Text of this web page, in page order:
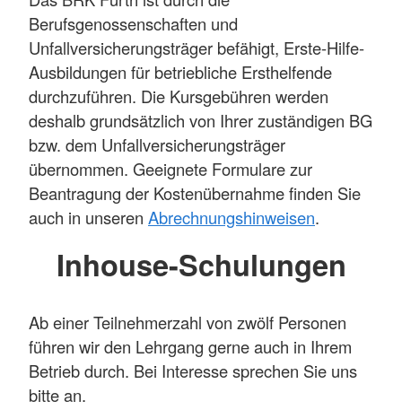
Berufsgenossenschaften und
Unfallversicherungsträger befähigt, Erste-Hilfe-
Ausbildungen für betriebliche Ersthelfende
durchzuführen. Die Kursgebühren werden
deshalb grundsätzlich von Ihrer zuständigen BG
bzw. dem Unfallversicherungsträger
übernommen. Geeignete Formulare zur
Beantragung der Kostenübernahme finden Sie
auch in unseren Abrechnungshinweisen.
Inhouse-Schulungen
Ab einer Teilnehmerzahl von zwölf Personen
führen wir den Lehrgang gerne auch in Ihrem
Betrieb durch. Bei Interesse sprechen Sie uns
bitte an.